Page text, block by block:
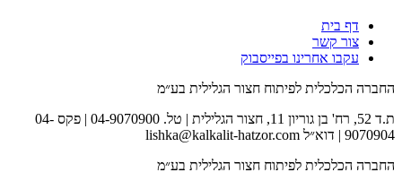
דף בית
צור קשר
עקבו אחרינו בפייסבוק
החברה הכלכלית לפיתוח חצור הגלילית בע״מ
ת.ד 52, רח' בן גוריון 11, חצור הגלילית | טל. 04-9070900 | פקס 04-
9070904 | דוא״ל lishka@kalkalit-hatzor.com
החברה הכלכלית לפיתוח חצור הגלילית בע״מ